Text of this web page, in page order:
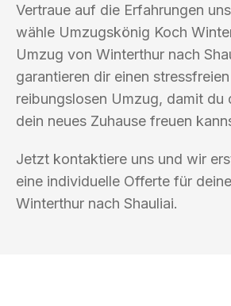
Vertraue auf die Erfahrungen
wähle Umzugskönig Koch
Umzug von Winterthur nach
garantieren dir einen
reibungslosen Umzug, damit du
dein neues Zuhause freuen
Jetzt kontaktiere uns und wir
eine individuelle Offerte für
Winterthur nach Shauliai.